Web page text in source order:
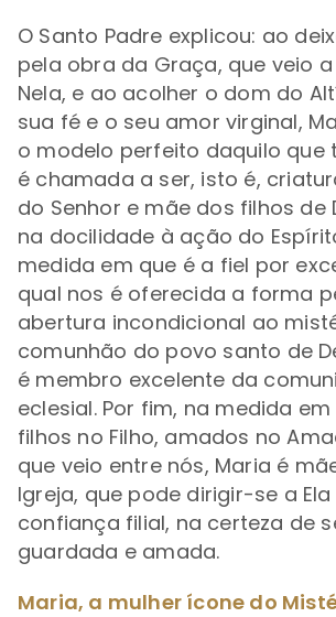
O Santo Padre explicou: ao
pela obra da Graça, que veio
Nela, e ao acolher o dom do
sua fé e o seu amor virginal,
o modelo perfeito daquilo que
é chamada a ser, isto é,
do Senhor e mãe dos filhos de
na docilidade à ação do
medida em que é a fiel por
qual nos é oferecida a forma
abertura incondicional ao
comunhão do povo santo de
é membro excelente da
eclesial. Por fim, na medida
filhos no Filho, amados no
que veio entre nós, Maria é
Igreja, que pode dirigir-se a
confiança filial, na certeza de
guardada e amada.
Maria, a mulher ícone do